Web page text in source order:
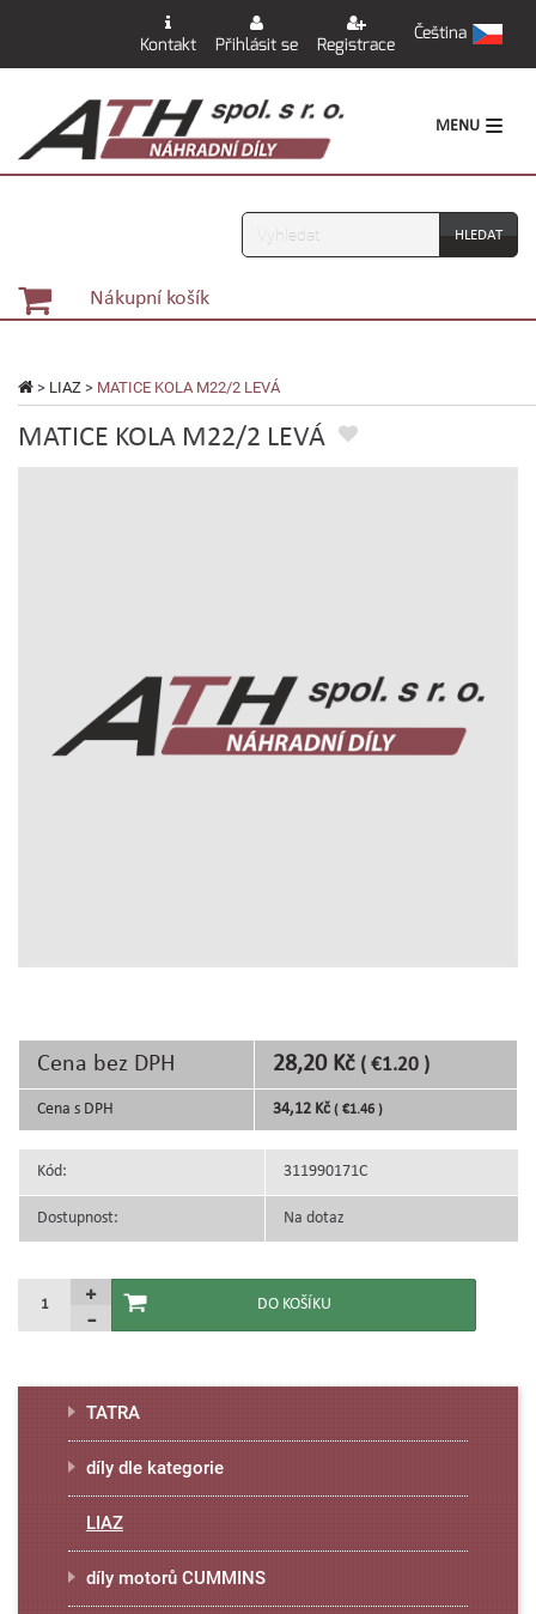
Kontakt Přihlásit se Registrace
Čeština
MENU
Vyhledávání
Nákupní košík
> LIAZ > MATICE KOLA M22/2 LEVÁ
MATICE KOLA M22/2 LEVÁ
Cena bez DPH 28,20 Kč ( €1.20 )
Cena s DPH 34,12 Kč ( €1.46 )
Kód: 311990171C
Dostupnost: Na dotaz
TATRA
díly dle kategorie
LIAZ
díly motorů CUMMINS